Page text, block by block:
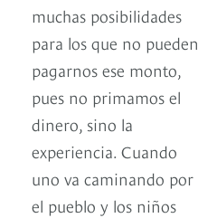
muchas posibilidades
para los que no pueden
pagarnos ese monto,
pues no primamos el
dinero, sino la
experiencia. Cuando
uno va caminando por
el pueblo y los niños